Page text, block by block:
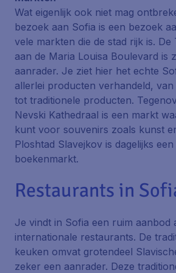
Wat eigenlijk ook niet mag
bezoek aan Sofia is een bezoek
vele markten die de stad rijk is. De
aan de Maria Louisa Boulevard is
aanrader. Je ziet hier het echte
allerlei producten verhandeld, van
tot traditionele producten.
Nevski Kathedraal is een markt
kunt voor souvenirs zoals kunst
Ploshtad Slavejkov is dagelijks
boekenmarkt.
Restaurants in
Je vindt in Sofia een ruim aanbod
internationale restaurants. De
keuken omvat grotendeel
zeker een aanrader. Deze